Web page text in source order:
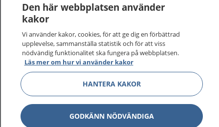
Om 1177
Kontakt
Behandling av personuppgifter
Hantering av kakor
Den här webbplatsen använder
kakor
Vi använder kakor, cookies, för att ge dig en förbättrad
upplevelse, sammanställa statistik och för att viss
nödvändig funktionalitet ska fungera på webbplatsen.
Läs mer om hur vi använder kakor
HANTERA KAKOR
GODKÄNN NÖDVÄNDIGA